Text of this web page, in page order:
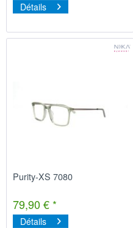
Détails
Purity-XS 7080
79,90 € *
Détails